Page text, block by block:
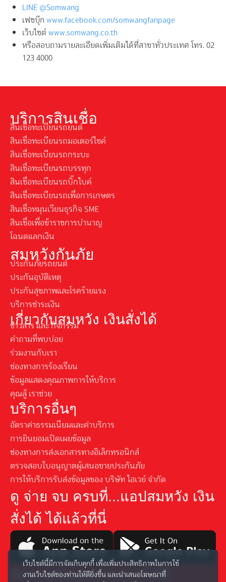
LINE @Somwang
เฟซบุ๊ก www.facebook.com/somwangfanpage
เว็บไซต์www.somwang.co.th
หรือสอบถามรายละเอียดเพิ่มเติมได้ที่สาขาทั่วประเทศ โทร. 02
123 4000
บริการสินเชื่อ
สินเชื่อทะเบียนรถยนต์
สินเชื่อทะเบียนรถมอเตอร์ไซค์
สินเชื่อทะเบียนรถกระบะ
สินเชื่อทะเบียนรถบรรทุก
สินเชื่อทะเบียนรถบิ๊กไบค์
สินเชื่อทะเบียนรถเพื่อการเกษตร
สินเชื่อหมุนเวียนธุรกิจ SME
สินเชื่อเพื่อข้าราชการบำนาญ
โฉนดแลกเงิน
สมหวังกันภัย
ประกันภัยรถยนต์
ประกันอุบัติเหตุ
ประกันสุขภาพและโรคร้ายแรง
บริการชำระเงิน
เกี่ยวกับสมหวัง เงินสั่งได้
ข่าวสาร และ กิจกรรม
คำถามที่พบบ่อย
ร่วมงานกับเรา
ช่องทางการร้องเรียน
ข้อมูลแสดงคุณภาพการให้บริการ
คุณสู้ เราช่วย
บริการอื่นๆ
อัตราค่าธรรมเนียมและค่าบริการ
การยินยอมเปิดเผยข้อมูล
ช่องทางการส่งเอกสารทางอิเล็กทรอนิกส์
ตรวจสอบใบอนุญาตผู้เสนอขายประกันภัย
การให้บริการรับส่งข้อมูลของ บริษัท ไฮเวย์ จำกัด
ดู จ่าย จบ ครบที่...แอปสมหวัง เงิน
สั่งได้ ได้แล้วที่นี่
ติดตามข้อมูลข่าวสาร ได้ที่
เว็บไซต์นี้มีการจัดเก็บคุกกี้ เพื่อเพิ่มประสิทธิภาพในการใช้
งานเว็บไซต์ของท่านให้ดียิ่งขึ้น และนำเสนอโฆษณาที่